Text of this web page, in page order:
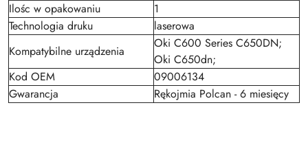
Ilośc w opakowaniu
1
Technologia druku
laserowa
Kompatybilne urządzenia
Oki C600 Series C650DN;
Oki C650dn;
Kod OEM
09006134
Gwarancja
Rękojmia Polcan - 6 miesięcy